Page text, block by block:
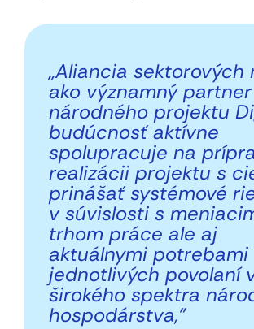
„Aliancia sektorových
ako významný partner
národného projektu
budúcnosť aktívne
spolupracuje na
realizácii projektu s
prinášať systémové
v súvislosti s
trhom práce ale aj
aktuálnymi potrebami
jednotlivých povolaní
širokého spektra
hospodárstva,”